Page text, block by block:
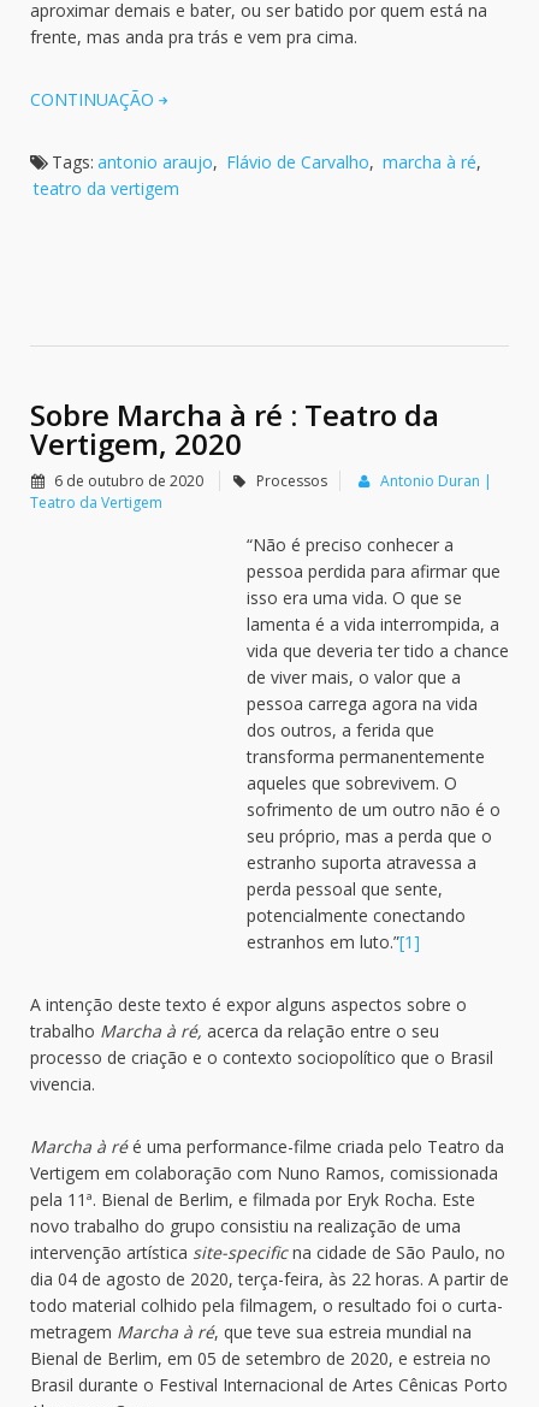
aproximar demais e bater, ou ser batido por quem está na
frente, mas anda pra trás e vem pra cima.
CONTINUAÇÃO
Tags: antonio araujo, Flávio de Carvalho, marcha à ré,
teatro da vertigem
Sobre Marcha à ré : Teatro da
Vertigem, 2020
6 de outubro de 2020 Processos
Antonio Duran |
Teatro da Vertigem
“Não é preciso conhecer a
pessoa perdida para afirmar que
isso era uma vida. O que se
lamenta é a vida interrompida, a
vida que deveria ter tido a chance
de viver mais, o valor que a
pessoa carrega agora na vida
dos outros, a ferida que
transforma permanentemente
aqueles que sobrevivem. O
sofrimento de um outro não é o
seu próprio, mas a perda que o
estranho suporta atravessa a
perda pessoal que sente,
potencialmente conectando
estranhos em luto.”[1]
A intenção deste texto é expor alguns aspectos sobre o
trabalho Marcha à ré, acerca da relação entre o seu
processo de criação e o contexto sociopolítico que o Brasil
vivencia.
Marcha à réé uma performance-filme criada pelo Teatro da
Vertigem em colaboração com Nuno Ramos, comissionada
pela 11ª. Bienal de Berlim, e filmada por Eryk Rocha. Este
novo trabalho do grupo consistiu na realização de uma
intervenção artística site-specificna cidade de São Paulo, no
dia 04 de agosto de 2020, terça-feira, às 22 horas. A partir de
todo material colhido pela filmagem, o resultado foi o curta-
metragem Marcha à ré, que teve sua estreia mundial na
Bienal de Berlim, em 05 de setembro de 2020, e estreia no
Brasil durante o Festival Internacional de Artes Cênicas Porto